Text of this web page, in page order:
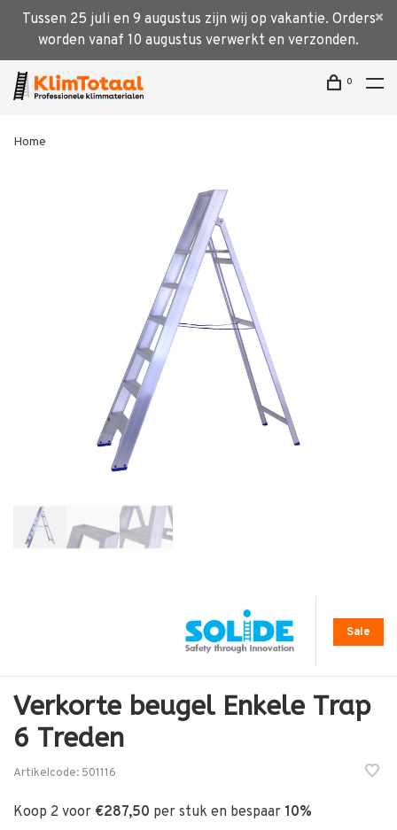
Tussen 25 juli en 9 augustus zijn wij op vakantie. Orders
worden vanaf 10 augustus verwerkt en verzonden.
0
Home
Sale
Verkorte beugel Enkele Trap
6 Treden
Artikelcode: 501116
Koop 2 voor €287,50 per stuk en bespaar 10%